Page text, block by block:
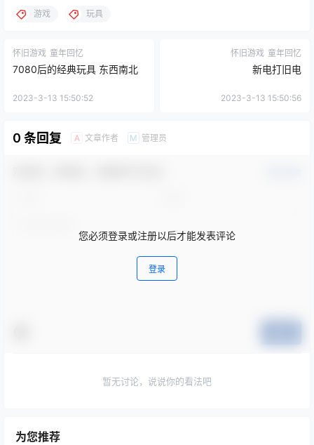
游戏 玩具
怀旧游戏 童年回忆
7080后的经典玩具 东西南北
2023-3-13 15:50:52
怀旧游戏 童年回忆
新电打旧电
2023-3-13 15:50:56
0 条回复 A 文章作者 M 管理员
您必须登录或注册以后才能发表评论
登录
暂无讨论，说说你的看法吧
为您推荐